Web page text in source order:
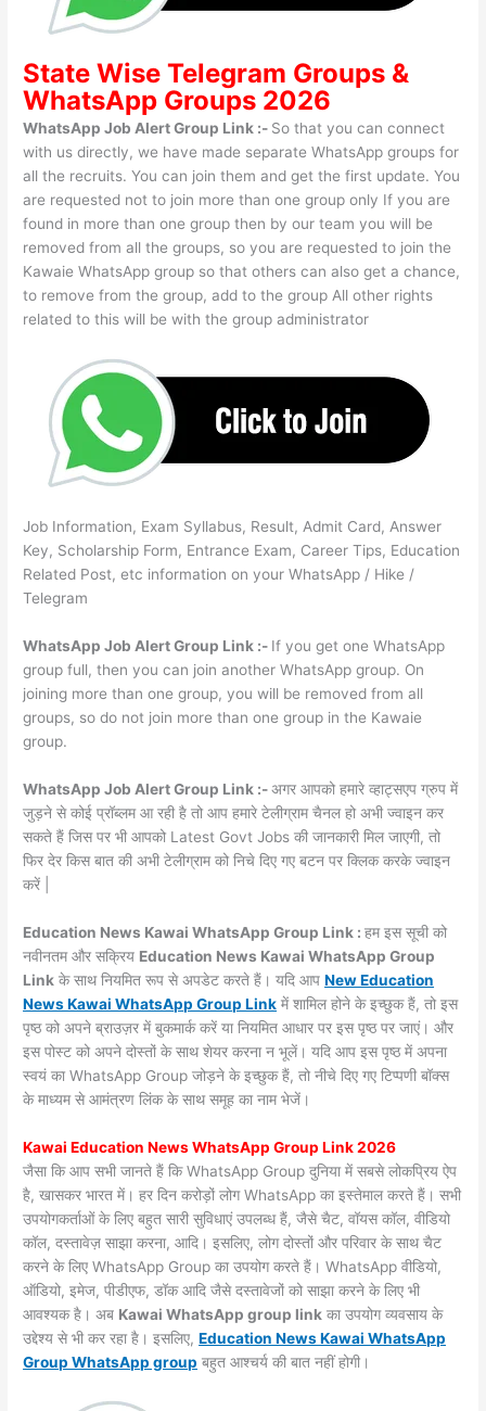
State WiseTelegram Groups &
WhatsApp Groups 2026
WhatsApp Job Alert Group Link :- So that you can connect
with us directly, we have made separate WhatsApp groups for
all the recruits. You can join them and get the first update. You
are requested not to join more than one group only If you are
found in more than one group then by our team you will be
removed from all the groups, so you are requested to join the
Kawaie WhatsApp group so that others can also get a chance,
to remove from the group, add to the group All other rights
related to this will be with the group administrator
Job Information, Exam Syllabus, Result, Admit Card, Answer
Key, Scholarship Form, Entrance Exam, Career Tips, Education
Related Post, etc information on your WhatsApp / Hike /
Telegram
WhatsApp Job Alert Group Link :- If you get one WhatsApp
group full, then you can join another WhatsApp group. On
joining more than one group, you will be removed from all
groups, so do not join more than one group in the Kawaie
group.
WhatsApp Job Alert Group Link :-अगर आपको हमारे व्हाट्सएप ग्रुप में
जुड़ने से कोई प्रॉब्लम आ रही है तो आप हमारे टेलीग्राम चैनल हो अभी ज्वाइन कर
सकते हैं जिस पर भी आपको Latest Govt Jobs की जानकारी मिल जाएगी, तो
फिर देर किस बात की अभी टेलीग्राम को निचे दिए गए बटन पर क्लिक करके ज्वाइन
करें |
Education News Kawai WhatsApp Group Link :हम इस सूची को
नवीनतम और सक्रिय Education News Kawai WhatsApp Group
Link के साथ नियमित रूप से अपडेट करते हैं। यदि आपNew Education
News Kawai WhatsApp Group Link में शामिल होने के इच्छुक हैं, तो इस
पृष्ठ को अपने ब्राउज़र में बुकमार्क करें या नियमित आधार पर इस पृष्ठ पर जाएं। और
इस पोस्ट को अपने दोस्तों के साथ शेयर करना न भूलें। यदि आप इस पृष्ठ में अपना
स्वयं का WhatsApp Group जोड़ने के इच्छुक हैं, तो नीचे दिए गए टिप्पणी बॉक्स
के माध्यम से आमंत्रण लिंक के साथ समूह का नाम भेजें।
Kawai Education News WhatsApp Group Link 2026
जैसा कि आप सभी जानते हैं कि WhatsApp Group दुनिया में सबसे लोकप्रिय ऐप
है, खासकर भारत में। हर दिन करोड़ों लोग WhatsApp का इस्तेमाल करते हैं। सभी
उपयोगकर्ताओं के लिए बहुत सारी सुविधाएं उपलब्ध हैं, जैसे चैट, वॉयस कॉल, वीडियो
कॉल, दस्तावेज़ साझा करना, आदि। इसलिए, लोग दोस्तों और परिवार के साथ चैट
करने के लिए WhatsApp Group का उपयोग करते हैं। WhatsApp वीडियो,
ऑडियो, इमेज, पीडीएफ, डॉक आदि जैसे दस्तावेजों को साझा करने के लिए भी
आवश्यक है। अब Kawai WhatsApp group link का उपयोग व्यवसाय के
उद्देश्य से भी कर रहा है। इसलिए,Education News Kawai WhatsApp
Group WhatsApp group बहुत आश्चर्य की बात नहीं होगी।